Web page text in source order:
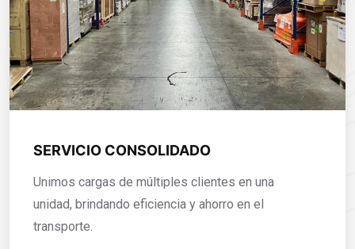
SERVICIO CONSOLIDADO
Unimos cargas de múltiples clientes en una
unidad, brindando eficiencia y ahorro en el
transporte.